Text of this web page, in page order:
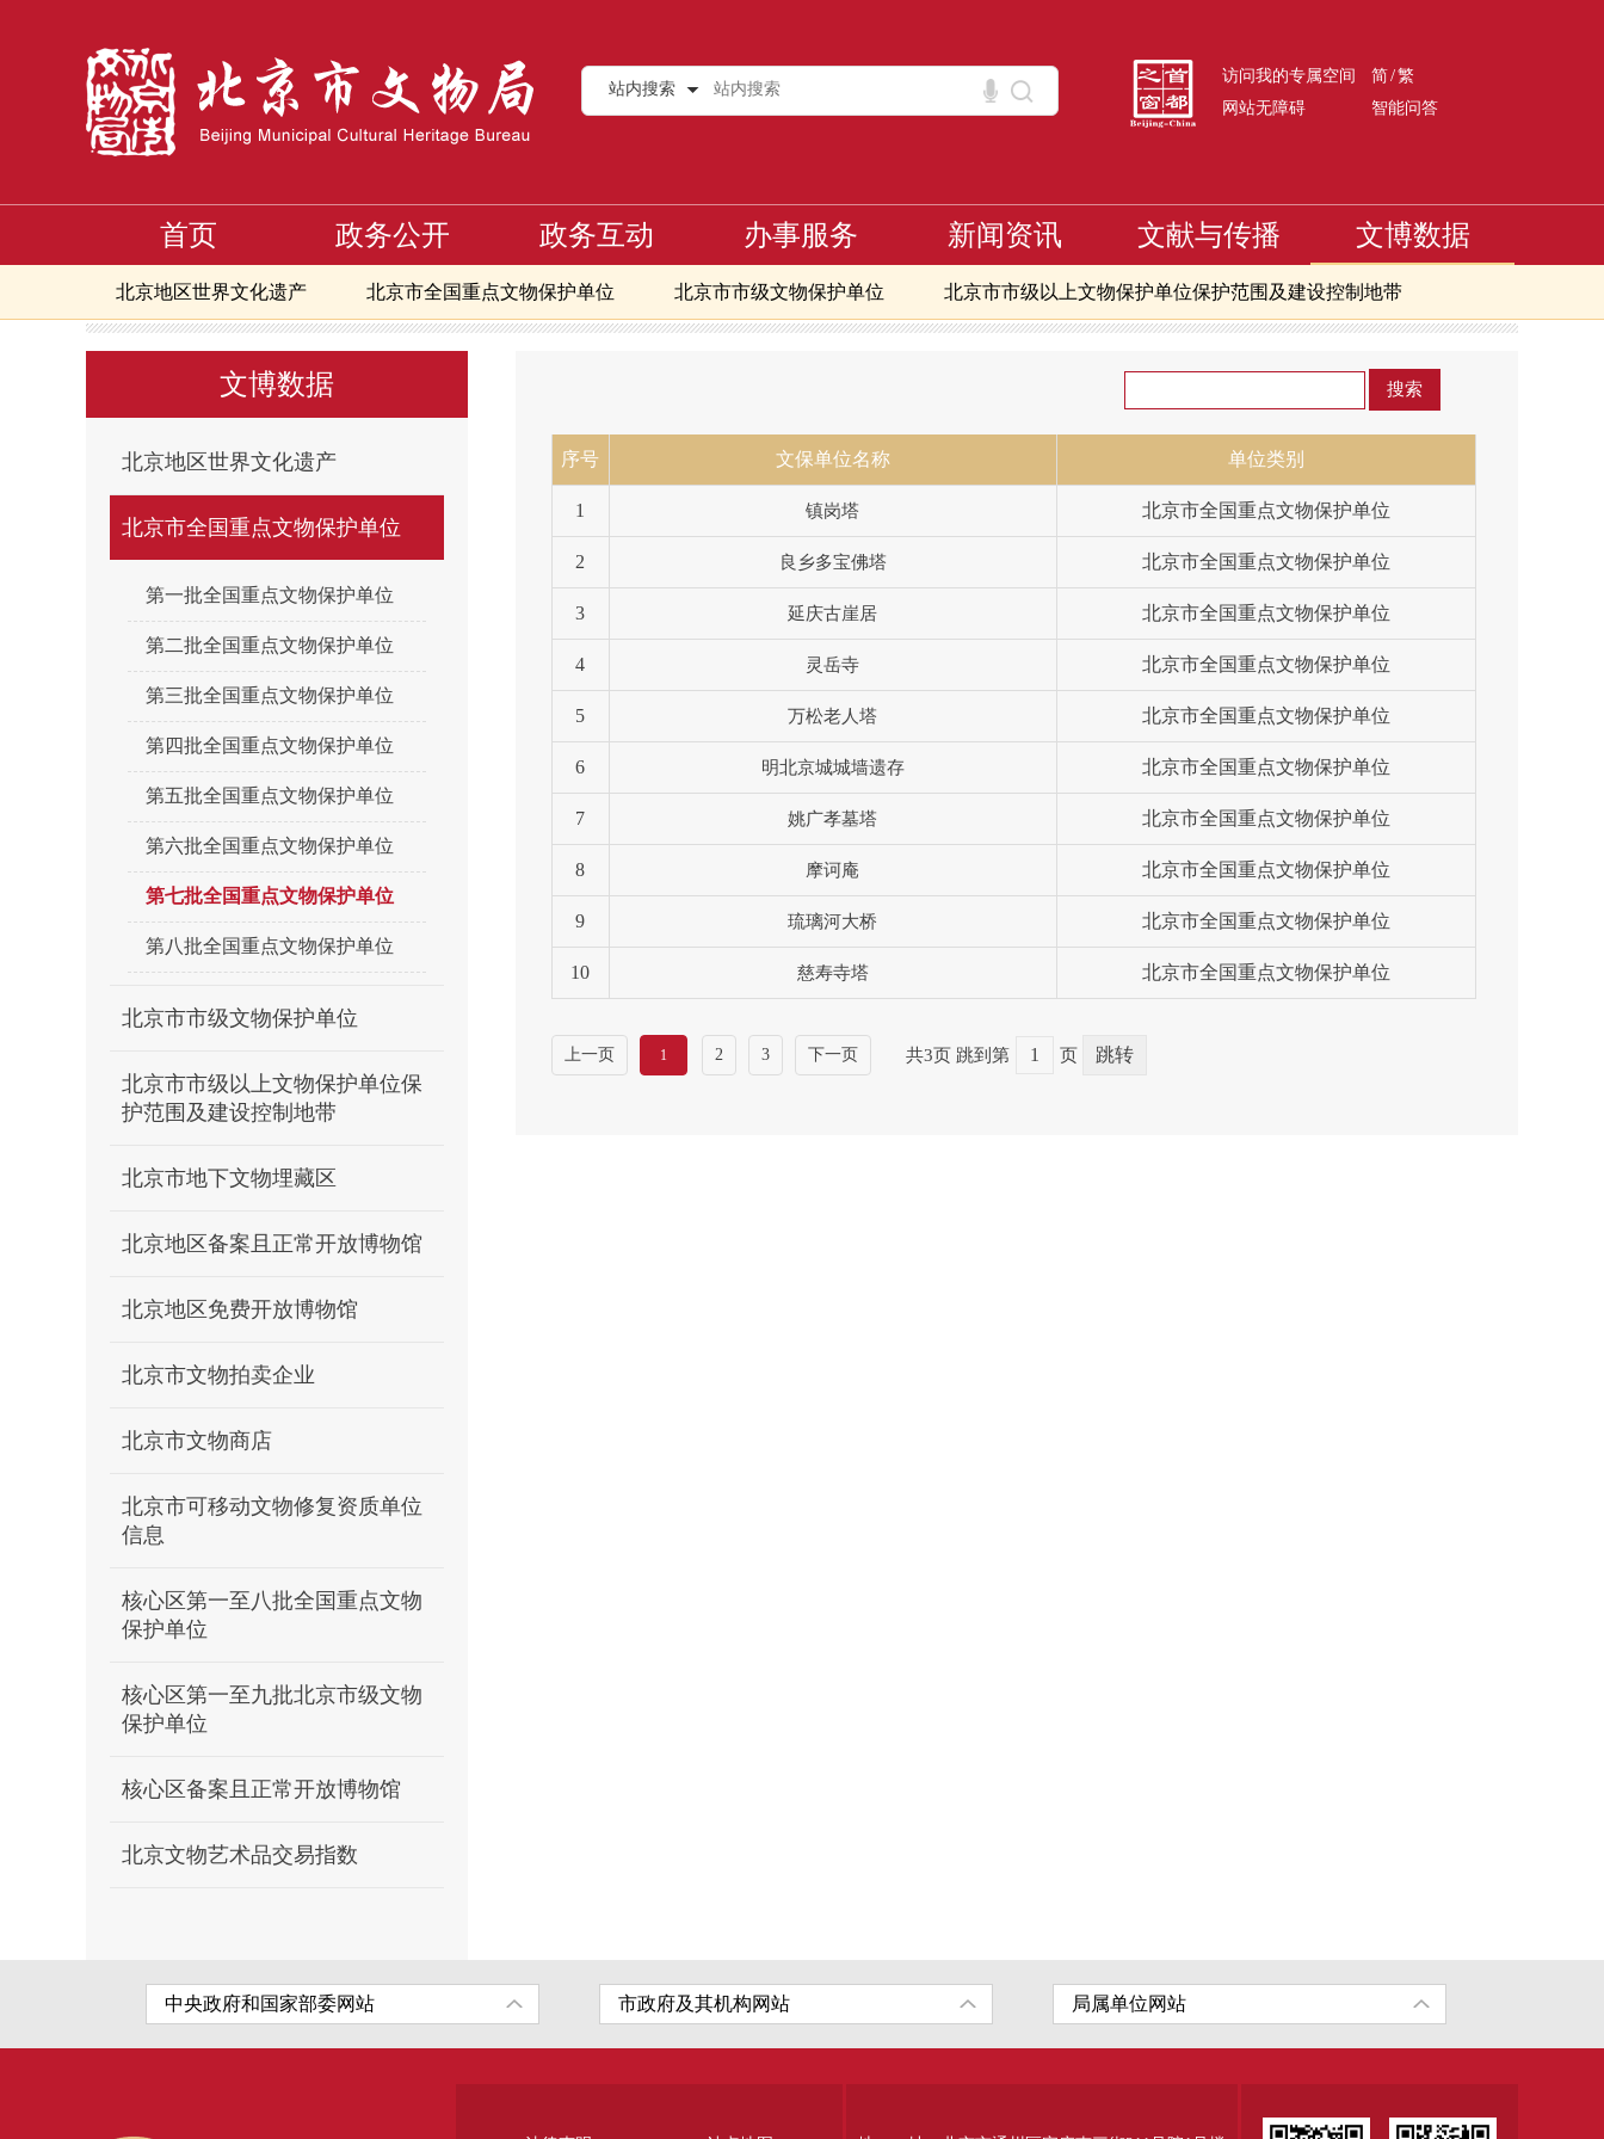
站内搜索
访问我的专属空间 简/繁
网站无障碍
智能问答
首页 政务公开 政务互动 办事服务 新闻资讯 文献与传播 文博数据
北京地区世界文化遗产 北京市全国重点文物保护单位 北京市市级文物保护单位 北京市市级以上文物保护单位保护范围及建设控制地带
北京市地下文物埋藏区 北京地区备案且正常开放博物馆
北京市可移动文物修复资质单位信息
核心区备案且正常开放博物馆 北京文物艺术品交易指数
首页>文博数据>北京市全国重点文物保护单位>第七批全国重点文物保护单位
文博数据
北京地区世界文化遗产
北京市全国重点文物保护单位
第一批全国重点文物保护单位
第二批全国重点文物保护单位
第三批全国重点文物保护单位
第四批全国重点文物保护单位
第五批全国重点文物保护单位
第六批全国重点文物保护单位
第七批全国重点文物保护单位
第八批全国重点文物保护单位
北京市市级文物保护单位
北京市市级以上文物保护单位保
护范围及建设控制地带
北京市地下文物埋藏区
北京地区备案且正常开放博物馆
北京地区免费开放博物馆
北京市文物拍卖企业
北京市文物商店
北京市可移动文物修复资质单位
信息
核心区第一至八批全国重点文物
保护单位
核心区第一至九批北京市级文物
保护单位
核心区备案且正常开放博物馆
北京文物艺术品交易指数
序号 文保单位名称 单位类别
1 镇岗塔 北京市全国重点文物保护单位
2 良乡多宝佛塔 北京市全国重点文物保护单位
3 延庆古崖居 北京市全国重点文物保护单位
4 灵岳寺 北京市全国重点文物保护单位
5 万松老人塔 北京市全国重点文物保护单位
6 明北京城城墙遗存 北京市全国重点文物保护单位
7 姚广孝墓塔 北京市全国重点文物保护单位
8 摩诃庵 北京市全国重点文物保护单位
9 琉璃河大桥 北京市全国重点文物保护单位
10 慈寿寺塔 北京市全国重点文物保护单位
上一页 1 2 3 下一页 共3页 跳到第 页